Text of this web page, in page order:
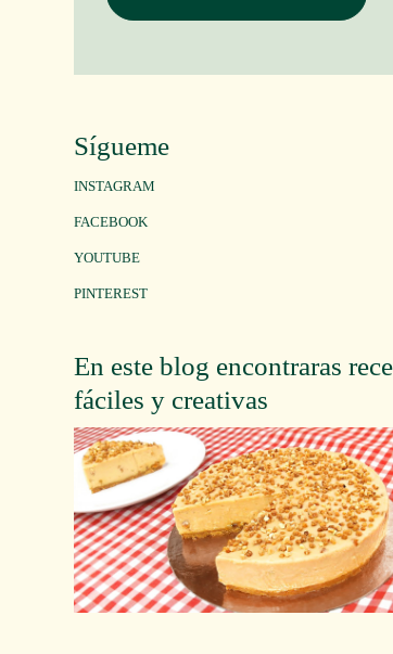
Sígueme
INSTAGRAM
FACEBOOK
YOUTUBE
PINTEREST
En este blog encontraras
fáciles y creativas